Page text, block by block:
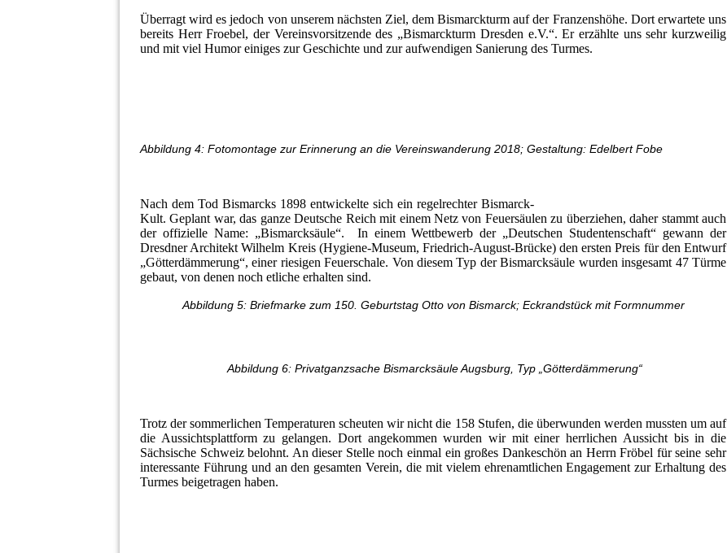
Überragt wird es jedoch von unserem nächsten Ziel, dem Bismarckturm auf der Franzenshöhe. Dort erwartete uns
bereits Herr Froebel, der Vereinsvorsitzende des „Bismarckturm Dresden e.V.“. Er erzählte uns sehr kurzweilig
und mit viel Humor einiges zur Geschichte und zur aufwendigen Sanierung des Turmes.
Abbildung 4: Fotomontage zur Erinnerung an die Vereinswanderung 2018; Gestaltung: Edelbert Fobe
Nach dem Tod Bismarcks 1898 entwickelte sich ein regelrechter Bismarck-
Kult. Geplant war, das ganze Deutsche Reich mit einem Netz von Feuersäulen zu überziehen, daher stammt auch
der offizielle Name: „Bismarcksäule“. In einem Wettbewerb der „Deutschen Studentenschaft“ gewann der
Dresdner Architekt Wilhelm Kreis (Hygiene-Museum, Friedrich-August-Brücke) den ersten Preis für den Entwurf
„Götterdämmerung“, einer riesigen Feuerschale. Von diesem Typ der Bismarcksäule wurden insgesamt 47 Türme
gebaut, von denen noch etliche erhalten sind.
Abbildung 5: Briefmarke zum 150. Geburtstag Otto von Bismarck; Eckrandstück mit Formnummer
Abbildung 6: Privatganzsache Bismarcksäule Augsburg, Typ „Götterdämmerung“
Trotz der sommerlichen Temperaturen scheuten wir nicht die 158 Stufen, die überwunden werden mussten um auf
die Aussichtsplattform zu gelangen. Dort angekommen wurden wir mit einer herrlichen Aussicht bis in die
Sächsische Schweiz belohnt. An dieser Stelle noch einmal ein großes Dankeschön an Herrn Fröbel für seine sehr
interessante Führung und an den gesamten Verein, die mit vielem ehrenamtlichen Engagement zur Erhaltung des
Turmes beigetragen haben.